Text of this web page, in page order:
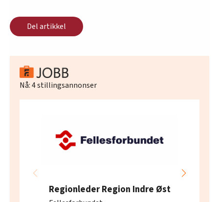
Del artikkel
Nå:4stillingsannonser
Regionleder Region Indre Øst